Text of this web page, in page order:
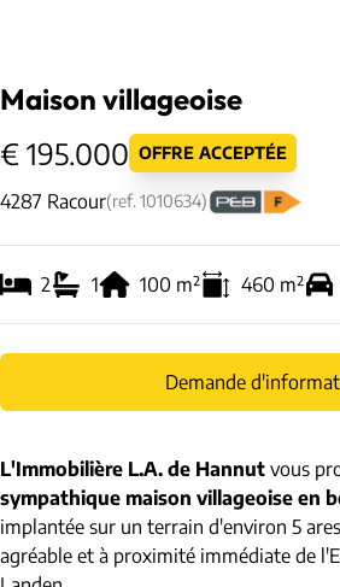
Maison villageoise
€ 195.000 OFFRE ACCEPTÉE
4287 Racour(ref. 1010634)
2 1 100 m² 460 m²
Demande
L'Immobilière L.A. de Hannut vous
sympathique maison villageoise en
implantée sur un terrain d'environ 5
agréable et à proximité immédiate de